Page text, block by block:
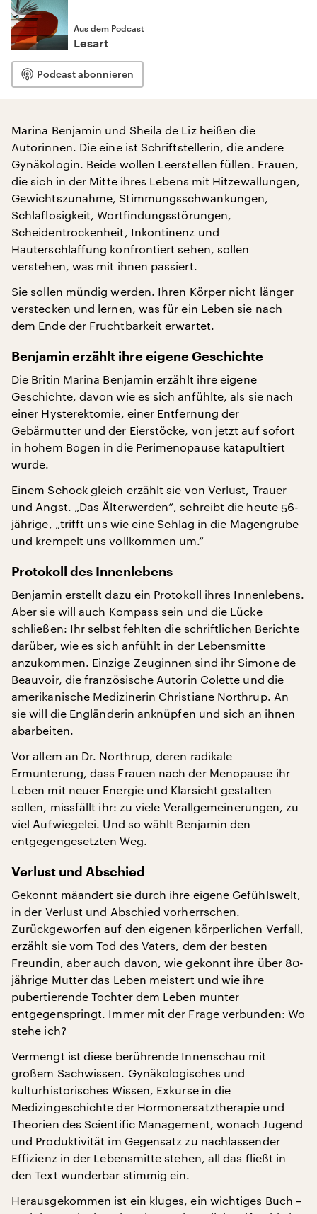
Aus dem Podcast
Lesart
Podcast abonnieren
Marina Benjamin und Sheila de Liz heißen die
Autorinnen. Die eine ist Schriftstellerin, die andere
Gynäkologin. Beide wollen Leerstellen füllen. Frauen,
die sich in der Mitte ihres Lebens mit Hitzewallungen,
Gewichtszunahme, Stimmungsschwankungen,
Schlaflosigkeit, Wortfindungsstörungen,
Scheidentrockenheit, Inkontinenz und
Hauterschlaffung konfrontiert sehen, sollen
verstehen, was mit ihnen passiert.
Sie sollen mündig werden. Ihren Körper nicht länger
verstecken und lernen, was für ein Leben sie nach
dem Ende der Fruchtbarkeit erwartet.
Benjamin erzählt ihre eigene Geschichte
Die Britin Marina Benjamin erzählt ihre eigene
Geschichte, davon wie es sich anfühlte, als sie nach
einer Hysterektomie, einer Entfernung der
Gebärmutter und der Eierstöcke, von jetzt auf sofort
in hohem Bogen in die Perimenopause katapultiert
wurde.
Einem Schock gleich erzählt sie von Verlust, Trauer
und Angst. „Das Älterwerden“, schreibt die heute 56-
jährige, „trifft uns wie eine Schlag in die Magengrube
und krempelt uns vollkommen um.“
Protokoll des Innenlebens
Benjamin erstellt dazu ein Protokoll ihres Innenlebens.
Aber sie will auch Kompass sein und die Lücke
schließen: Ihr selbst fehlten die schriftlichen Berichte
darüber, wie es sich anfühlt in der Lebensmitte
anzukommen. Einzige Zeuginnen sind ihr Simone de
Beauvoir, die französische Autorin Colette und die
amerikanische Medizinerin Christiane Northrup. An
sie will die Engländerin anknüpfen und sich an ihnen
abarbeiten.
Vor allem an Dr. Northrup, deren radikale
Ermunterung, dass Frauen nach der Menopause ihr
Leben mit neuer Energie und Klarsicht gestalten
sollen, missfällt ihr: zu viele Verallgemeinerungen, zu
viel Aufwiegelei. Und so wählt Benjamin den
entgegengesetzten Weg.
Verlust und Abschied
Gekonnt mäandert sie durch ihre eigene Gefühlswelt,
in der Verlust und Abschied vorherrschen.
Zurückgeworfen auf den eigenen körperlichen Verfall,
erzählt sie vom Tod des Vaters, dem der besten
Freundin, aber auch davon, wie gekonnt ihre über 80-
jährige Mutter das Leben meistert und wie ihre
pubertierende Tochter dem Leben munter
entgegenspringt. Immer mit der Frage verbunden: Wo
stehe ich?
Vermengt ist diese berührende Innenschau mit
großem Sachwissen. Gynäkologisches und
kulturhistorisches Wissen, Exkurse in die
Medizingeschichte der Hormonersatztherapie und
Theorien des Scientific Management, wonach Jugend
und Produktivität im Gegensatz zu nachlassender
Effizienz in der Lebensmitte stehen, all das fließt in
den Text wunderbar stimmig ein.
Herausgekommen ist ein kluges, ein wichtiges Buch –